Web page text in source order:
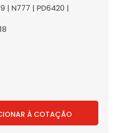
| N777 | PD6420 |
À COTAÇÃO